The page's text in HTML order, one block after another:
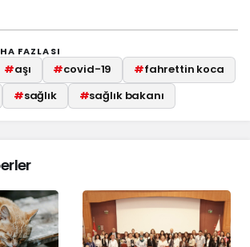
FAZLASI
#aşı #covid-19 #fahrettin koca
#sağlık #sağlık bakanı